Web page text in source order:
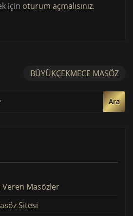
için oturum açmalısınız.
BÜYÜKÇEKMECE MASÖZ
Ara
Veren Masözler
Sitesi